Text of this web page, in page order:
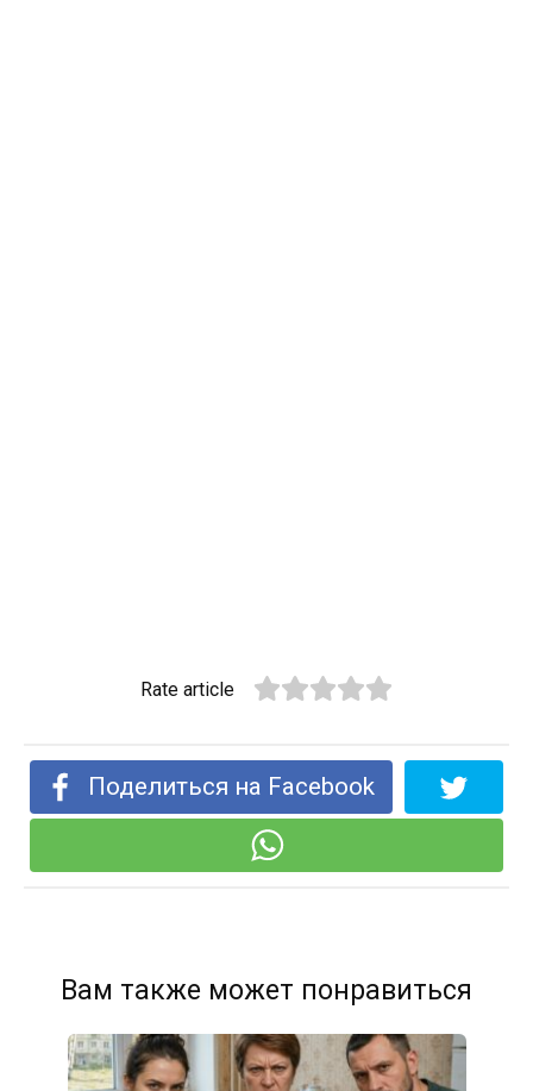
Rate article
Поделиться на Facebook
Вам также может понравиться